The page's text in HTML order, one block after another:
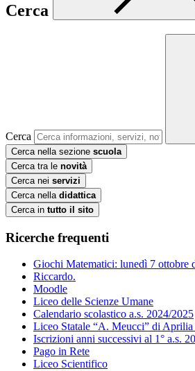
Cerca
Cerca
Cerca nella sezione scuola
Cerca tra le novità
Cerca nei servizi
Cerca nella didattica
Cerca in tutto il sito
Ricerche frequenti
Giochi Matematici: lunedì 7 ottobre
Riccardo.
Moodle
Liceo delle Scienze Umane
Calendario scolastico a.s. 2024/2025
Liceo Statale “A. Meucci” di
Iscrizioni anni successivi al 1° a.s.
Pago in Rete
Liceo Scientifico